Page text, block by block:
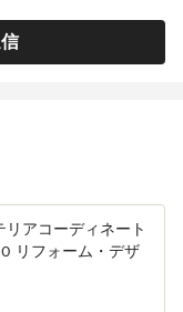
リアコーディネート
リフォーム・デザ